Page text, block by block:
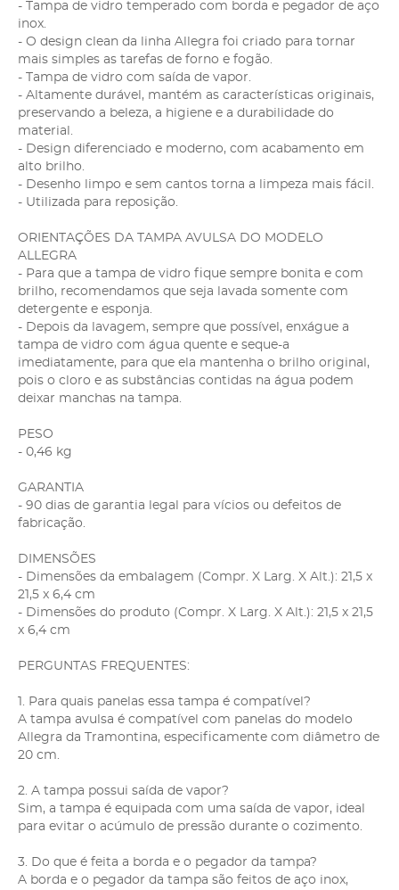
- Tampa de vidro temperado com borda e pegador de aço
inox.
- O design clean da linha Allegra foi criado para tornar
mais simples as tarefas de forno e fogão.
- Tampa de vidro com saída de vapor.
- Altamente durável, mantém as características originais,
preservando a beleza, a higiene e a durabilidade do
material.
- Design diferenciado e moderno, com acabamento em
alto brilho.
- Desenho limpo e sem cantos torna a limpeza mais fácil.
- Utilizada para reposição.
ORIENTAÇÕES DA TAMPA AVULSA DO MODELO
ALLEGRA
- Para que a tampa de vidro fique sempre bonita e com
brilho, recomendamos que seja lavada somente com
detergente e esponja.
- Depois da lavagem, sempre que possível, enxágue a
tampa de vidro com água quente e seque-a
imediatamente, para que ela mantenha o brilho original,
pois o cloro e as substâncias contidas na água podem
deixar manchas na tampa.
PESO
- 0,46 kg
GARANTIA
- 90 dias de garantia legal para vícios ou defeitos de
fabricação.
DIMENSÕES
- Dimensões da embalagem (Compr. X Larg. X Alt.): 21,5 x
21,5 x 6,4 cm
- Dimensões do produto (Compr. X Larg. X Alt.): 21,5 x 21,5
x 6,4 cm
PERGUNTAS FREQUENTES:
1. Para quais panelas essa tampa é compatível?
A tampa avulsa é compatível com panelas do modelo
Allegra da Tramontina, especificamente com diâmetro de
20 cm.
2. A tampa possui saída de vapor?
Sim, a tampa é equipada com uma saída de vapor, ideal
para evitar o acúmulo de pressão durante o cozimento.
3. Do que é feita a borda e o pegador da tampa?
A borda e o pegador da tampa são feitos de aço inox,